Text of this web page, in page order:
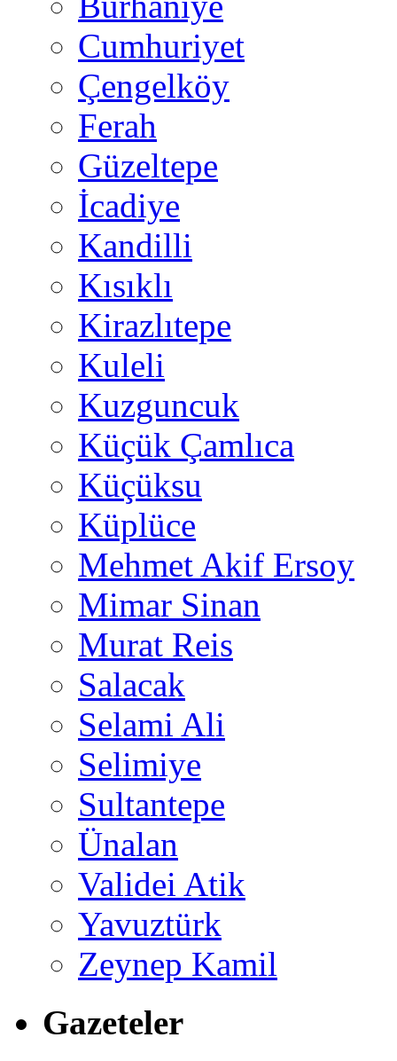
Cumhuriyet
Çengelköy
Ferah
Güzeltepe
İcadiye
Kandilli
Kısıklı
Kirazlıtepe
Kuleli
Kuzguncuk
Küçük Çamlıca
Küçüksu
Küplüce
Mehmet Akif Ersoy
Mimar Sinan
Murat Reis
Salacak
Selami Ali
Selimiye
Sultantepe
Ünalan
Validei Atik
Yavuztürk
Zeynep Kamil
Gazeteler